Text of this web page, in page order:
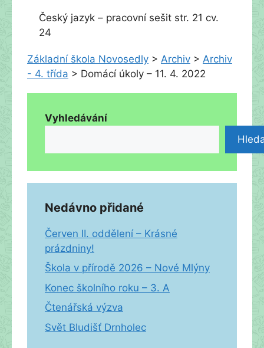
Český jazyk – pracovní sešit str. 21 cv.
24
Základní škola Novosedly > Archiv > Archiv
- 4. třída > Domácí úkoly – 11. 4. 2022
Vyhledávání
Nedávno přidané
Červen II. oddělení – Krásné
prázdniny!
Škola v přírodě 2026 – Nové Mlýny
Konec školního roku – 3. A
Čtenářská výzva
Svět Bludišť Drnholec